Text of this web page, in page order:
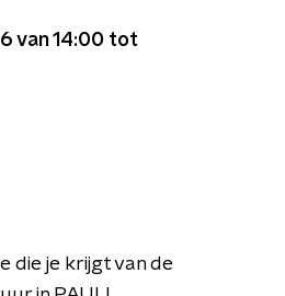
van 14:00 tot
die je krijgt van de